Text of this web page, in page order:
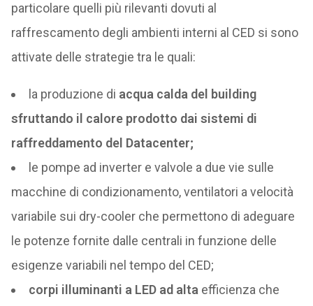
particolare quelli più rilevanti dovuti al
raffrescamento degli ambienti interni al CED si sono
attivate delle strategie tra le quali:
la produzione di acqua calda del building
sfruttando il calore prodotto dai sistemi di
raffreddamento del Datacenter;
le pompe ad inverter e valvole a due vie sulle
macchine di condizionamento, ventilatori a velocità
variabile sui dry-cooler che permettono di adeguare
le potenze fornite dalle centrali in funzione delle
esigenze variabili nel tempo del CED;
corpi illuminanti a LED ad alta efficienza che